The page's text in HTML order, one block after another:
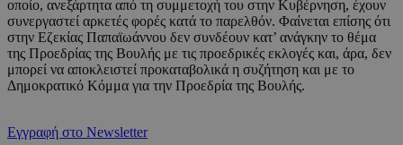
οποίο, ανεξάρτητα από τη συμμετοχή του στην Κυβέρνηση, έχουν
συνεργαστεί αρκετές φορές κατά το παρελθόν. Φαίνεται επίσης ότι
στην Εζεκίας Παπαϊωάννου δεν συνδέουν κατ’ ανάγκην το θέμα
της Προεδρίας της Βουλής με τις προεδρικές εκλογές και, άρα, δεν
μπορεί να αποκλειστεί προκαταβολικά η συζήτηση και με το
Δημοκρατικό Κόμμα για την Προεδρία της Βουλής.
Εγγραφή στο Newsletter